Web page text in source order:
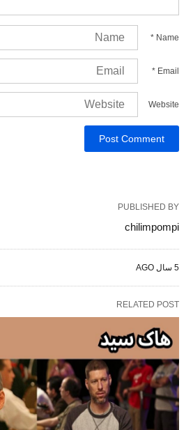
Name
*
Email
*
Website
PUBLISHED BY
chilimpompi
5 سال AGO
RELATED POST